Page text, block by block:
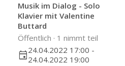
Musik im Dialog - Solo
Klavier mit Valentine
Buttard
Öffentlich · 1 nimmt teil
event24.04.2022 17:00 -
24.04.2022 19:00